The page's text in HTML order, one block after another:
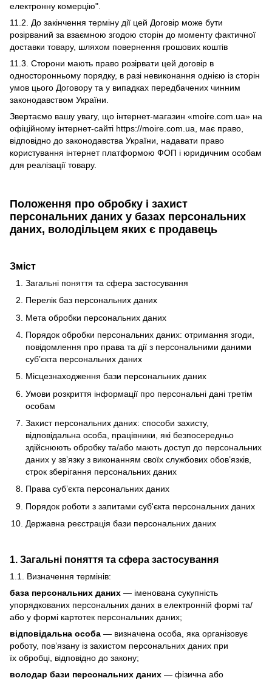
електронну комерцію".
11.2. До закінчення терміну дії цей Договір може бути
розірваний за взаємною згодою сторін до моменту фактичної
доставки товару, шляхом повернення грошових коштів
11.3. Сторони мають право розірвати цей договір в
односторонньому порядку, в разі невиконання однією із сторін
умов цього Договору та у випадках передбачених чинним
законодавством України.
Звертаємо вашу увагу, що інтернет-магазин «moire.com.ua» на
офіційному інтернет-сайті https://moire.com.ua, має право,
відповідно до законодавства України, надавати право
користування інтернет платформою ФОП і юридичним особам
для реалізації товару.
Положення про обробку і захист
персональних даних у базах персональних
даних, володільцем яких є продавець
Зміст
Загальні поняття та сфера застосування
Перелік баз персональних даних
Мета обробки персональних даних
Порядок обробки персональних даних: отримання згоди,
повідомлення про права та дії з персональними даними
суб’єкта персональних даних
Місцезнаходження бази персональних даних
Умови розкриття інформації про персональні дані третім
особам
Захист персональних даних: способи захисту,
відповідальна особа, працівники, які безпосередньо
здійснюють обробку та/або мають доступ до персональних
даних у зв’язку з виконанням своїх службових обов’язків,
строк зберігання персональних даних
Права суб’єкта персональних даних
Порядок роботи з запитами суб'єкта персональних даних
Державна реєстрація бази персональних даних
1. Загальні поняття та сфера застосування
1.1. Визначення термінів:
база персональних даних — іменована сукупність
упорядкованих персональних даних в електронній формі та/
або у формі картотек персональних даних;
відповідальна особа — визначена особа, яка організовує
роботу, пов’язану із захистом персональних даних при
їх обробці, відповідно до закону;
володар бази персональних даних — фізична або